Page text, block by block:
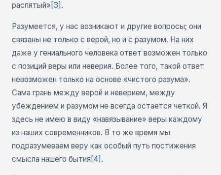
распятый» [3] .
Разумеется, у нас возникают и другие вопросы; они
связаны не только с верой, но и с разумом. На них
даже у гениального человека ответ возможен только
с позиций веры или неверия. Более того, такой ответ
невозможен только на основе «чистого разума».
Сама грань между верой и неверием, между
убеждением и разумом не всегда остается четкой. Я
здесь не имею в виду «навязывание» веры каждому
из наших современников. В то же время мы
подразумеваем веру как особый путь постижения
смысла нашего бытия [4] .